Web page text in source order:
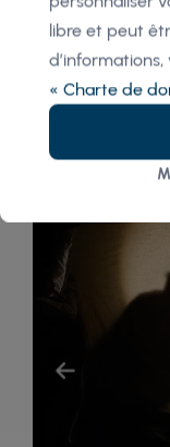
ZOMMER,
Gilles HOYER
Auteur :
Metteur en
libre et peut
« Charte de